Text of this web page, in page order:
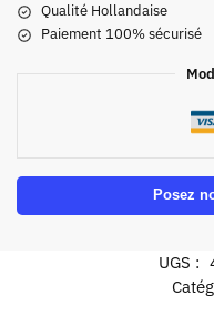
Qualité Hollandaise
Paiement 100% sécurisé
Posez
UGS :